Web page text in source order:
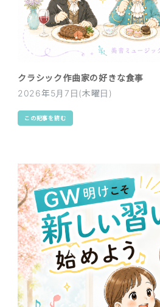
クラシック作曲家の好きな食事
2026年5月7日(木曜日)
この記事を読む